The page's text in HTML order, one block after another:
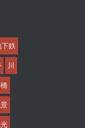
鉄
川
橋